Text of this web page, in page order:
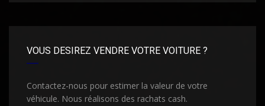
VOUS DESIREZ VENDRE VOTRE VOITURE ?
Contactez-nous pour estimer la valeur de votre
véhicule. Nous réalisons des rachats cash.